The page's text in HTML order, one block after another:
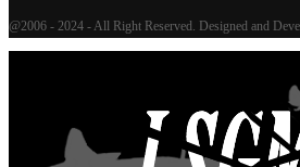
@2006 - 2024 - All Right Reserved. Designed and